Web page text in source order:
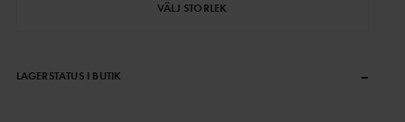
VÄLJ STORLEK
LAGERSTATUS I BUTIK –